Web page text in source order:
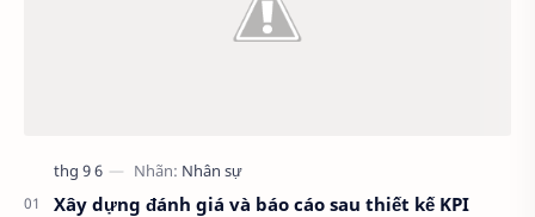
Xây dựng đánh giá và báo cáo sau thiết kế KPI